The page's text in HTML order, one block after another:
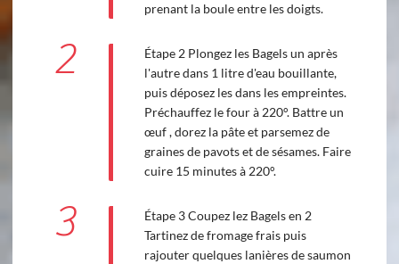
prenant la boule entre les doigts.
2
Étape 2 Plongez les Bagels un après
l'autre dans 1 litre d'eau bouillante,
puis déposez les dans les empreintes.
Préchauffez le four à 220°. Battre un
œuf , dorez la pâte et parsemez de
graines de pavots et de sésames. Faire
cuire 15 minutes à 220°.
3
Étape 3 Coupez lez Bagels en 2
Tartinez de fromage frais puis
rajouter quelques lanières de saumon